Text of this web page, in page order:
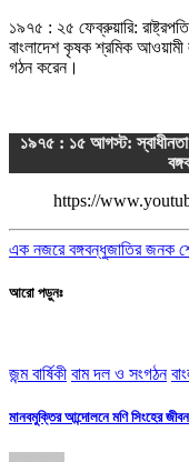
১৯৭৫ : ২৫ ফেব্রুয়ারি:
বাংলাদেশ কৃষক শ্রমিক
গঠন করেন।
১৯৭৫ : ১৫ আগস্ট: স্বাধীনতা
https://
এক নজরে বঙ্গবন্ধুজাতির জনক
আরো পড়ুনঃ
জন্ম বার্ষিকী বাম দল ও সংগঠন
মানবমুক্তির আন্দোলনে মণি সিংহের